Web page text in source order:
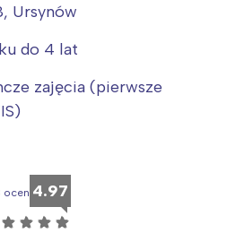
Ursynów
do 4 lat
zajęcia (pierwsze
ocen 4.97
☆ ☆ ☆ ☆